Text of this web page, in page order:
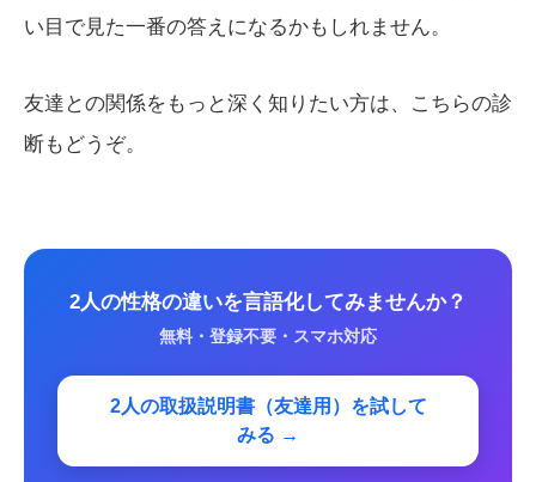
い目で見た一番の答えになるかもしれません。
友達との関係をもっと深く知りたい方は、こちらの診
断もどうぞ。
2人の性格の違いを言語化してみませんか？
無料・登録不要・スマホ対応
2人の取扱説明書（友達用）を試して
みる →